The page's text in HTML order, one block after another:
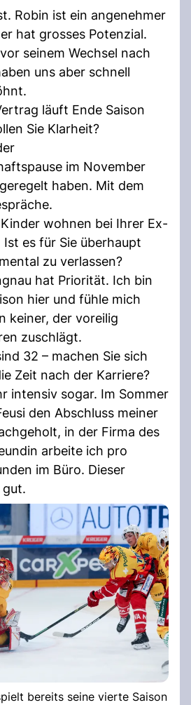
Robin ist ein angenehmer
hat grosses Potenzial.
seinem Wechsel nach
uns aber schnell
läuft Ende Saison
Sie Klarheit?
im November
haben. Mit dem
wohnen bei Ihrer Ex-
es für Sie überhaupt
zu verlassen?
hat Priorität. Ich bin
hier und fühle mich
keiner, der voreilig
zuschlägt.
32 – machen Sie sich
Zeit nach der Karriere?
intensiv sogar. Im Sommer
den Abschluss meiner
in der Firma des
arbeite ich pro
im Büro. Dieser
gut.
bereits seine vierte Saison